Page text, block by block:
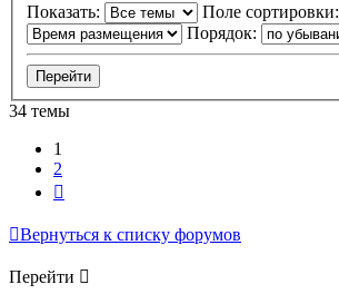
Показать:
Поле сортировки:
Порядок:
34 темы
1
2
Вернуться к списку форумов
Перейти